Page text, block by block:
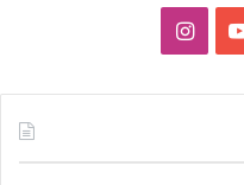
يوتيوبانستقرام